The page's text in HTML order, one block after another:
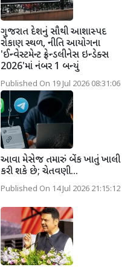
ગુજરાત દેશનું સૌથી આશાસ્પદ
રોકાણ સ્થળ, નીતિ આયોગના
'ઈન્વેસ્ટમેન્ટ ફ્રેન્ડલીનેસ ઇન્ડેક્સ
2026'માં નંબર 1 બન્યું
Published On 19 Jul 2026 08:31:06
આવા મેસેજ તમારું બેંક ખાતું ખાલી
કરી શકે છે; ચેતવણી...
Published On 14 Jul 2026 21:15:12